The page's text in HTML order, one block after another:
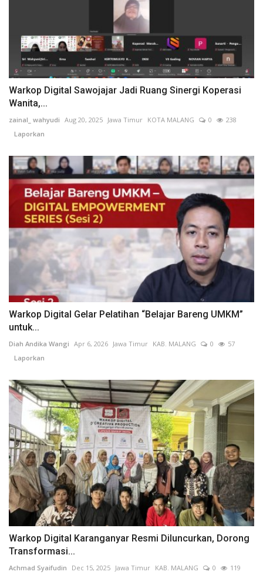
Warkop Digital Sawojajar Jadi Ruang Sinergi Koperasi
Wanita,...
zainal_ wahyudi Aug 20, 2025 Jawa Timur KOTA MALANG 0
238
Laporkan
Warkop Digital Gelar Pelatihan “Belajar Bareng UMKM”
untuk...
Diah Andika Wangi Apr 6, 2026 Jawa Timur KAB. MALANG 0
57
Laporkan
Warkop Digital Karanganyar Resmi Diluncurkan, Dorong
Transformasi...
Achmad Syaifudin Dec 15, 2025 Jawa Timur KAB. MALANG 0
119